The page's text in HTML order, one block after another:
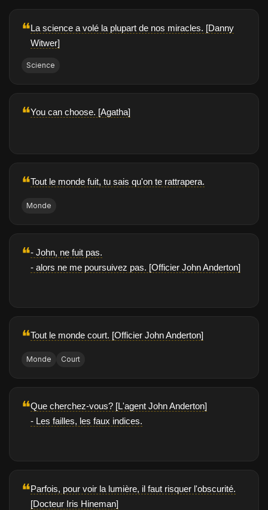
❝La science a volé la plupart de nos miracles. [Danny
Witwer]
Science
❝You can choose. [Agatha]
❝Tout le monde fuit, tu sais qu'on te rattrapera.
Monde
❝- John, ne fuit pas.
- alors ne me poursuivez pas. [Officier John Anderton]
❝Tout le monde court. [Officier John Anderton]
Monde Court
❝Que cherchez-vous? [L'agent John Anderton]
- Les failles, les faux indices.
❝Parfois, pour voir la lumière, il faut risquer l'obscurité.
[Docteur Iris Hineman]